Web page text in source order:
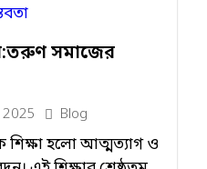
সমাজের
2025 Blog
হলো আত্মত্যাগ ও